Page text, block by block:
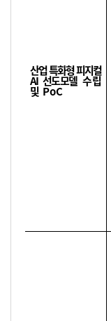
산업 특화형 피지컬
AI선도모델 수립
및 PoC